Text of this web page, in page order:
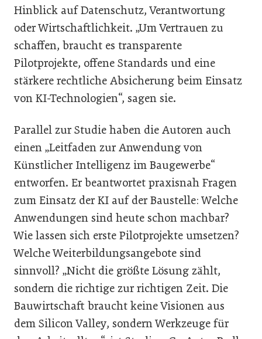
Hinblick auf Datenschutz, Verantwortung
oder Wirtschaftlichkeit. „Um Vertrauen zu
schaffen, braucht es transparente
Pilotprojekte, offene Standards und eine
stärkere rechtliche Absicherung beim Einsatz
von KI-Technologien“, sagen sie.
Parallel zur Studie haben die Autoren auch
einen „Leitfaden zur Anwendung von
Künstlicher Intelligenz im Baugewerbe“
entworfen. Er beantwortet praxisnah Fragen
zum Einsatz der KI auf der Baustelle: Welche
Anwendungen sind heute schon machbar?
Wie lassen sich erste Pilotprojekte umsetzen?
Welche Weiterbildungsangebote sind
sinnvoll? „Nicht die größte Lösung zählt,
sondern die richtige zur richtigen Zeit. Die
Bauwirtschaft braucht keine Visionen aus
dem Silicon Valley, sondern Werkzeuge für